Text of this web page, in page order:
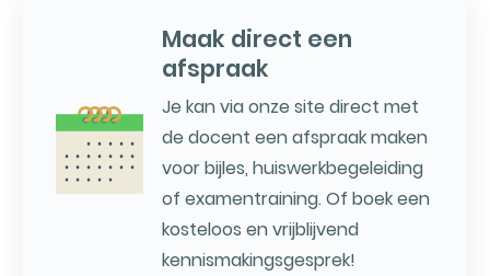
Maak direct een
afspraak
Je kan via onze site direct met
de docent een afspraak maken
voor bijles, huiswerkbegeleiding
of examentraining. Of boek een
kosteloos en vrijblijvend
kennismakingsgesprek!